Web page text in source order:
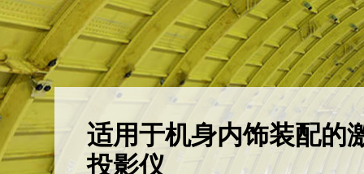
适用于机身内饰装配的
投影仪